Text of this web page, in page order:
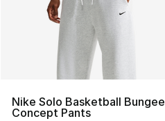
Nike Solo Basketball Bungee
Concept Pants